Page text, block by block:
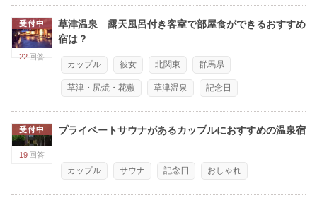
受付中
22 回答
草津温泉 露天風呂付き客室で部屋食ができるおすすめ
宿は？
カップル 彼女 北関東 群馬県
草津・尻焼・花敷 草津温泉 記念日
受付中
19 回答
プライベートサウナがあるカップルにおすすめの温泉宿
カップル サウナ 記念日 おしゃれ